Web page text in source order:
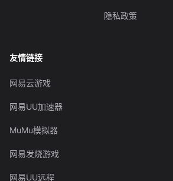
隐私政策
友情链接
网易云游戏
网易UU加速器
MuMu模拟器
网易发烧游戏
网易UU远程